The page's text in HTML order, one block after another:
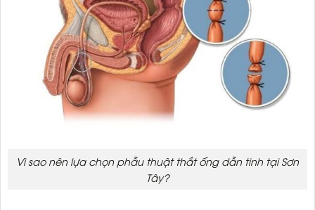
Vì sao nên lựa chọn phẫu thuật thắt ống dẫn tinh tại Sơn
Tây?